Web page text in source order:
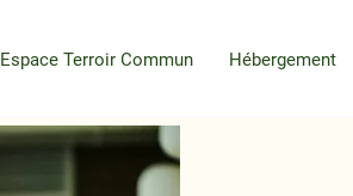
Espace Terroir Commun Hébergement